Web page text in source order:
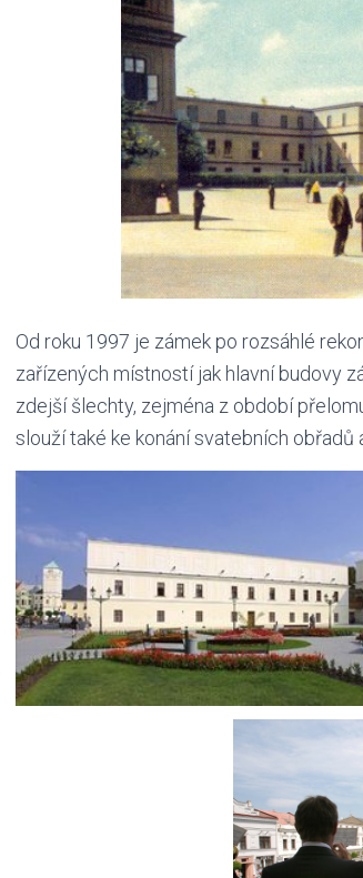
Od roku 1997 je zámek po rozsáhlé
zařízených místností jak hlavní budovy
zdejší šlechty, zejména z období
slouží také ke konání svatebních